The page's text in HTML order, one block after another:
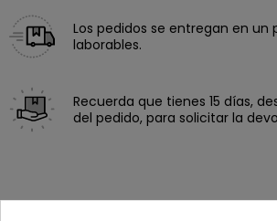
Los pedidos se entregan en un
laborables.
Recuerda que tienes 15 días,
del pedido, para solicitar la